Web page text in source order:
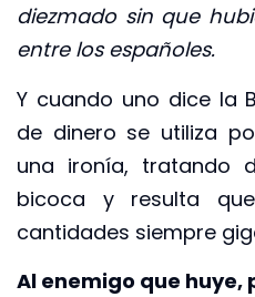
diezmado sin que
entre los españoles.
Y cuando uno dice la
de dinero se utiliza
una ironía, tratando
bicoca y resulta
cantidades siempre
Al enemigo que